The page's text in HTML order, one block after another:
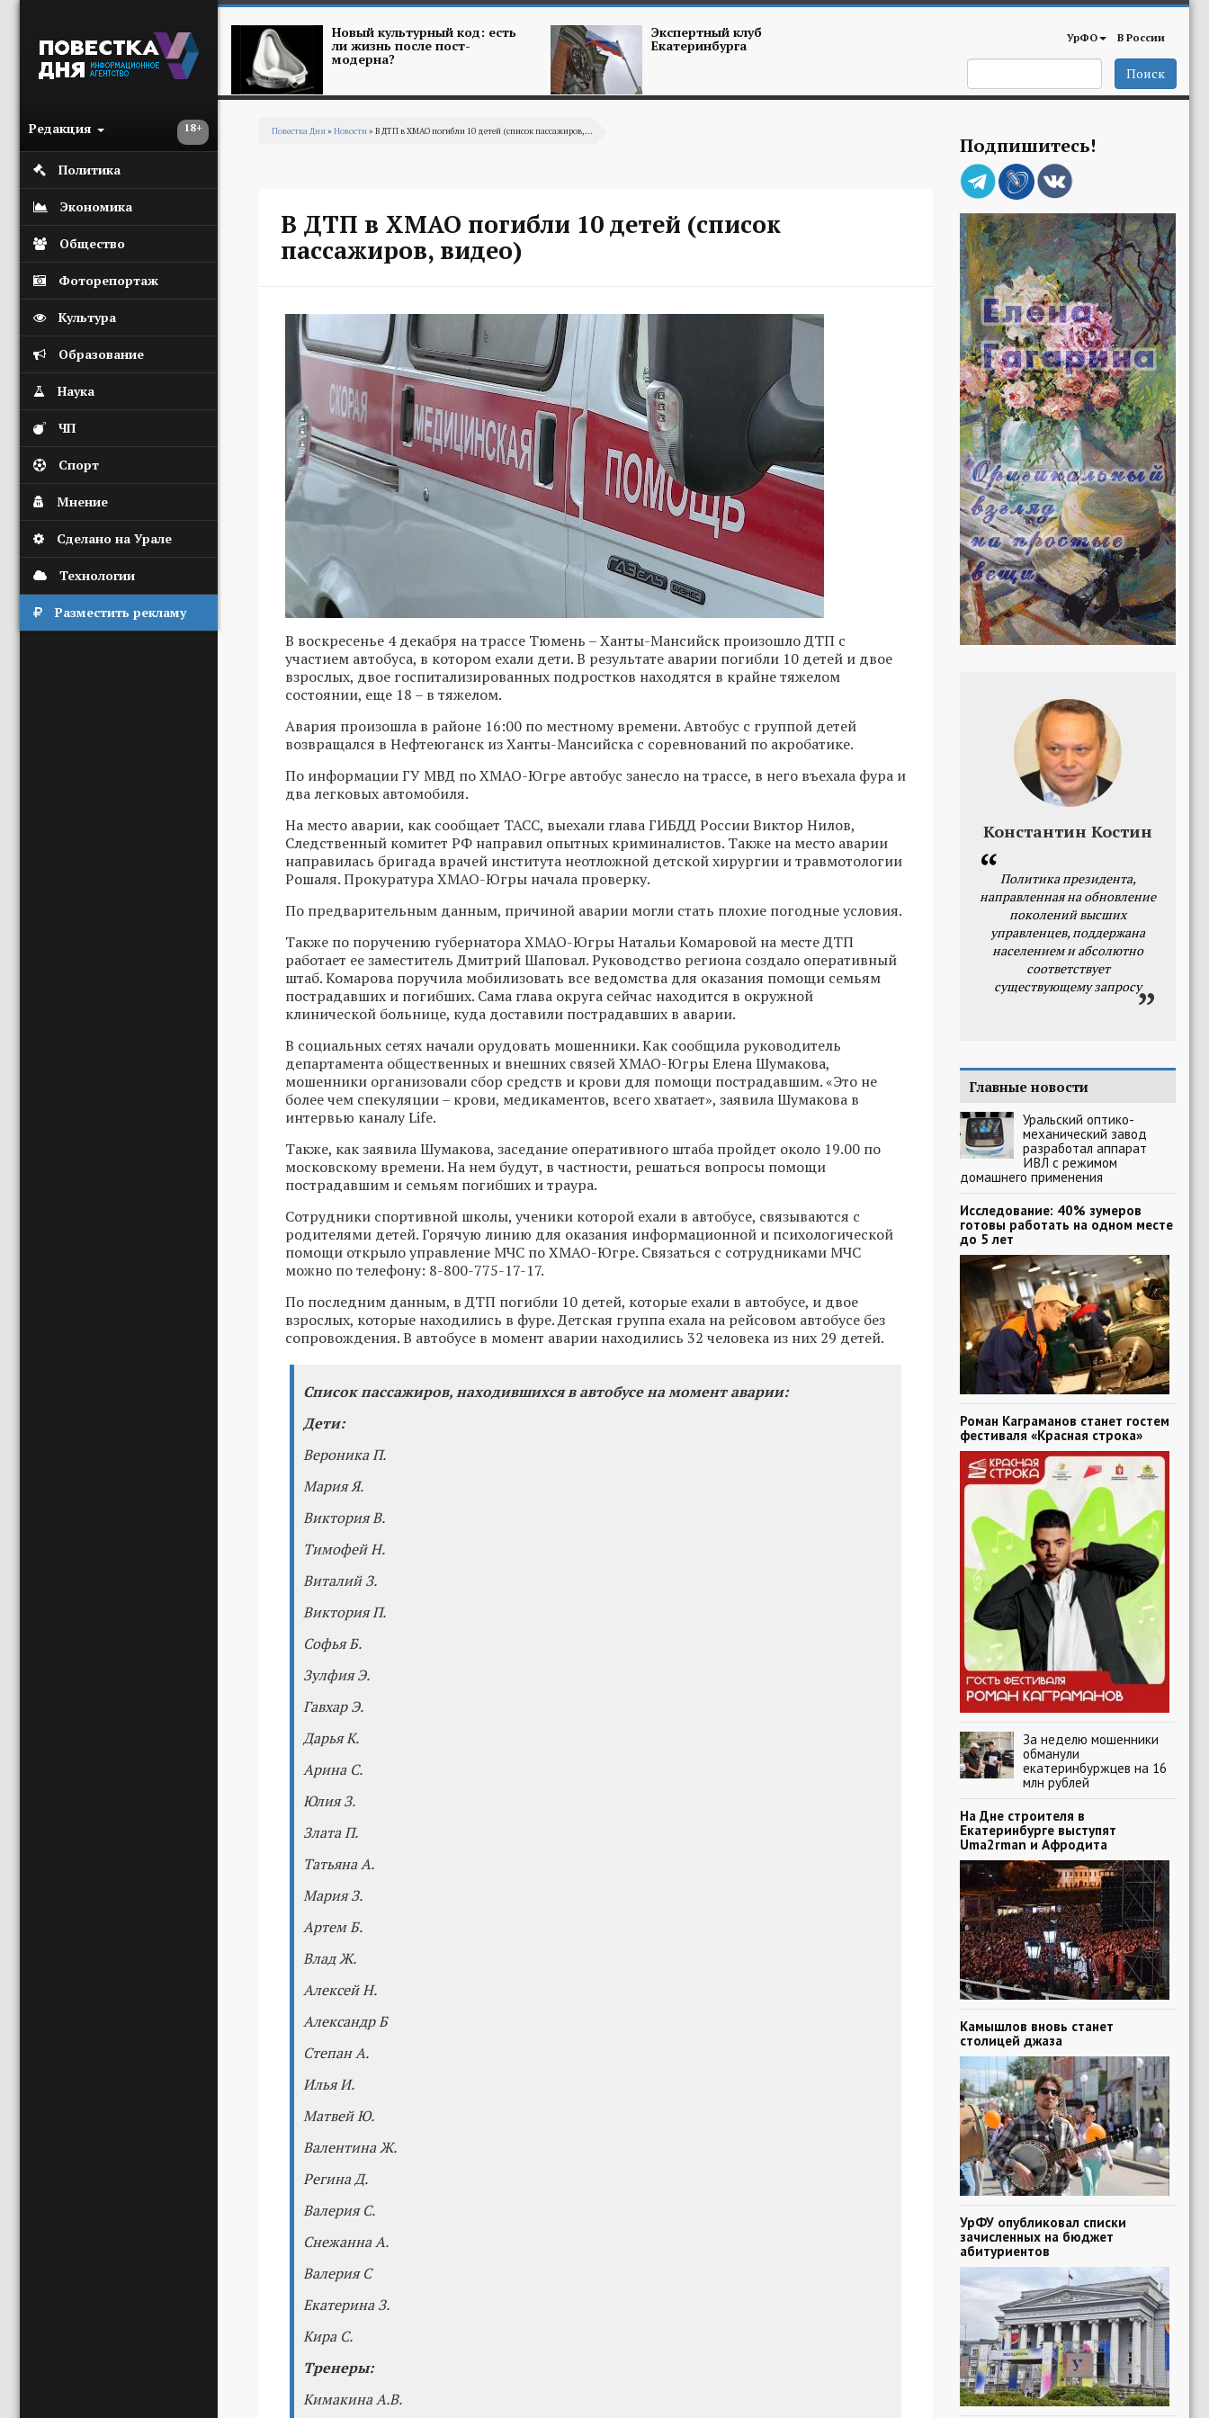
18+
Редакция
Политика
Экономика
Общество
Фоторепортаж
Культура
Образование
Наука
ЧП
Спорт
Мнение
Сделано на Урале
Технологии
Разместить рекламу
Новый культурный код: есть
ли жизнь после пост-
модерна?
Экспертный клуб
Екатеринбурга УрФО В России
Поиск
Повестка Дня» Новости» В ДТП в ХМАО погибли 10 детей (список пассажиров,...
В ДТП в ХМАО погибли 10 детей (список
пассажиров, видео)
В воскресенье 4 декабря на трассе Тюмень – Ханты-Мансийск произошло ДТП с
участием автобуса, в котором ехали дети. В результате аварии погибли 10 детей и двое
взрослых, двое госпитализированных подростков находятся в крайне тяжелом
состоянии, еще 18 – в тяжелом.
Авария произошла в районе 16:00 по местному времени. Автобус с группой детей
возвращался в Нефтеюганск из Ханты-Мансийска с соревнований по акробатике.
По информации ГУ МВД по ХМАО-Югре автобус занесло на трассе, в него въехала фура и
два легковых автомобиля.
На место аварии, как сообщает ТАСС, выехали глава ГИБДД России Виктор Нилов,
Следственный комитет РФ направил опытных криминалистов. Также на место аварии
направилась бригада врачей института неотложной детской хирургии и травмотологии
Рошаля. Прокуратура ХМАО-Югры начала проверку.
По предварительным данным, причиной аварии могли стать плохие погодные условия.
Также по поручению губернатора ХМАО-Югры Натальи Комаровой на месте ДТП
работает ее заместитель Дмитрий Шаповал. Руководство региона создало оперативный
штаб. Комарова поручила мобилизовать все ведомства для оказания помощи семьям
пострадавших и погибших. Сама глава округа сейчас находится в окружной
клинической больнице, куда доставили пострадавших в аварии.
В социальных сетях начали орудовать мошенники. Как сообщила руководитель
департамента общественных и внешних связей ХМАО-Югры Елена Шумакова,
мошенники организовали сбор средств и крови для помощи пострадавшим. «Это не
более чем спекуляции – крови, медикаментов, всего хватает», заявила Шумакова в
интервью каналу Life.
Также, как заявила Шумакова, заседание оперативного штаба пройдет около 19.00 по
московскому времени. На нем будут, в частности, решаться вопросы помощи
пострадавшим и семьям погибших и траура.
Сотрудники спортивной школы, ученики которой ехали в автобусе, связываются с
родителями детей. Горячую линию для оказания информационной и психологической
помощи открыло управление МЧС по ХМАО-Югре. Связаться с сотрудниками МЧС
можно по телефону: 8-800-775-17-17.
По последним данным, в ДТП погибли 10 детей, которые ехали в автобусе, и двое
взрослых, которые находились в фуре. Детская группа ехала на рейсовом автобусе без
сопровождения. В автобусе в момент аварии находились 32 человека из них 29 детей.
Список пассажиров, находившихся в автобусе на момент аварии:
Дети:
Вероника П.
Мария Я.
Виктория В.
Тимофей Н.
Виталий З.
Виктория П.
Софья Б.
Зулфия Э.
Гавхар Э.
Дарья К.
Арина С.
Юлия З.
Злата П.
Татьяна А.
Мария З.
Артем Б.
Влад Ж.
Алексей Н.
Александр Б
Степан А.
Илья И.
Матвей Ю.
Валентина Ж.
Регина Д.
Валерия С.
Снежанна А.
Валерия С
Екатерина З.
Кира С.
Тренеры:
Кимакина А.В.
Подпишитесь!
Константин Костин
Политика президента,
направленная на обновление
поколений высших
управленцев, поддержана
населением и абсолютно
соответствует
существующему запросу
Главные новости
Уральский оптико-
механический завод
разработал аппарат
ИВЛ с режимом
домашнего применения
Исследование: 40% зумеров
готовы работать на одном месте
до 5 лет
Роман Каграманов станет гостем
фестиваля «Красная строка»
За неделю мошенники
обманули
екатеринбуржцев на 16
млн рублей
На Дне строителя в
Екатеринбурге выступят
Uma2rman и Афродита
Камышлов вновь станет
столицей джаза
УрФУ опубликовал списки
зачисленных на бюджет
абитуриентов